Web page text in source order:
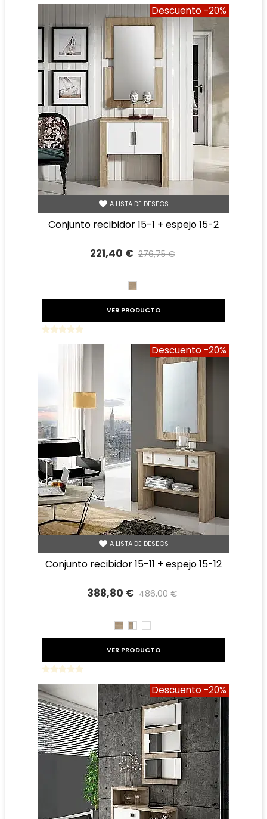
Descuento -20%
A LISTA DE DESEOS
conjunto recibidor 15-1 + espejo 15-2
221,40 € 276,75 €
CAMBRIAN
VER PRODUCTO
Descuento -20%
A LISTA DE DESEOS
conjunto recibidor 15-11 + espejo 15-12
388,80 € 486,00 €
CAMBRIAN
CAMBRIAN/BLANCO
BLANCO
VER PRODUCTO
Descuento -20%